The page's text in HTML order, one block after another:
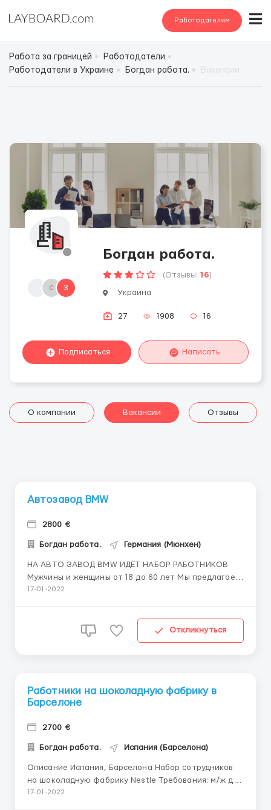
Работодателям
Работа за границей
Работодатели
Работодатели в Украине
Богдан работа.
с 3
Богдан работа.
(Отзывы: 16)
Украина
27 1908 16
Подписаться Написать
О компании Вакансии Отзывы
Автозавод BMW
2800 €
Богдан работа. Германия (Мюнхен)
НА АВТО ЗАВОД BMW ИДЁТ НАБОР РАБОТНИКОВ
Мужчины и женщины от 18 до 60 лет Мы предлагаем:
-официальное трудоустройство -высокая и
-спецодежда выдаётся -автобус до места работы
предоставляется. Обязанно...
17-01-2022
Откликнуться
Работники на шоколадную фабрику в
Барселоне
2700 €
Богдан работа. Испания (Барселона)
Описание Испания, Барселона Набор сотрудников
на шоколадную фабрику Nestle Требования: м/ж до
60 лет. Обязанности: — Поставка товаров на
17-01-2022